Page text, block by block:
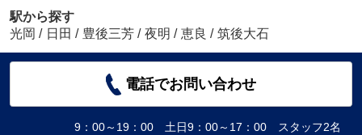
駅から探す
光岡 / 日田 / 豊後三芳 / 夜明 / 恵良 / 筑後大石
電話でお問い合わせ
9：00～19：00 土日9：00～17：00 スタッフ2名